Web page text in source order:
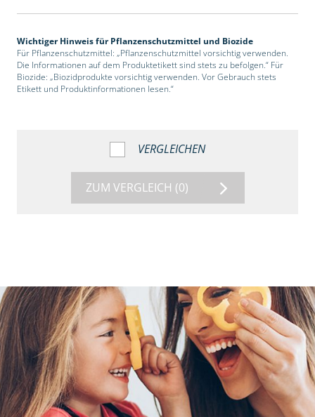
Wichtiger Hinweis für Pflanzenschutzmittel und Biozide
Für Pflanzenschutzmittel: „Pflanzenschutzmittel vorsichtig verwenden.
Die Informationen auf dem Produktetikett sind stets zu befolgen.“ Für
Biozide: „Biozidprodukte vorsichtig verwenden. Vor Gebrauch stets
Etikett und Produktinformationen lesen.“
VERGLEICHEN
ZUM VERGLEICH (0)